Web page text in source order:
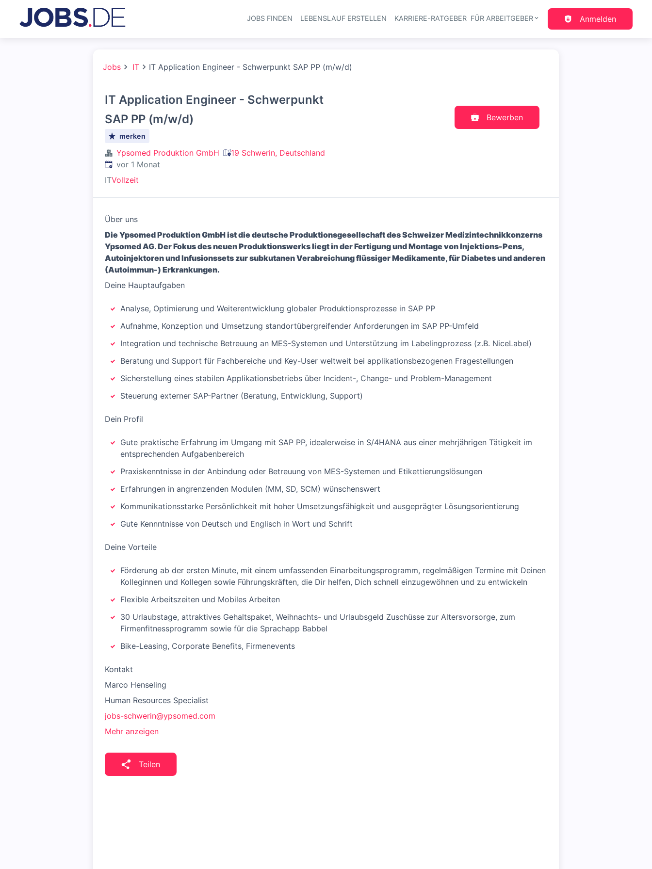
Haupt-Navigation
JOBS FINDEN LEBENSLAUF ERSTELLEN KARRIERE-RATGEBER FÜR ARBEITGEBER Anmelden
Jobs IT IT Application Engineer - Schwerpunkt SAP PP (m/w/d)
IT Application Engineer - Schwerpunkt
SAP PP (m/w/d)
merken
Ypsomed Produktion GmbH
19 Schwerin, Deutschland
Veröffentlicht:
vor 1 Monat
ITVollzeit
Bewerben
Über uns
Die Ypsomed Produktion GmbH ist die deutsche Produktionsgesellschaft des Schweizer Medizintechnikkonzerns
Ypsomed AG. Der Fokus des neuen Produktionswerks liegt in der Fertigung und Montage von Injektions-Pens,
Autoinjektoren und Infusionssets zur subkutanen Verabreichung flüssiger Medikamente, für Diabetes und anderen
(Autoimmun-) Erkrankungen.
Deine Hauptaufgaben
Analyse, Optimierung und Weiterentwicklung globaler Produktionsprozesse in SAP PP
Aufnahme, Konzeption und Umsetzung standortübergreifender Anforderungen im SAP PP-Umfeld
Integration und technische Betreuung an MES-Systemen und Unterstützung im Labelingprozess (z.B. NiceLabel)
Beratung und Support für Fachbereiche und Key-User weltweit bei applikationsbezogenen Fragestellungen
Sicherstellung eines stabilen Applikationsbetriebs über Incident-, Change- und Problem-Management
Steuerung externer SAP-Partner (Beratung, Entwicklung, Support)
Dein Profil
Gute praktische Erfahrung im Umgang mit SAP PP, idealerweise in S/4HANA aus einer mehrjährigen Tätigkeit im
entsprechenden Aufgabenbereich
Praxiskenntnisse in der Anbindung oder Betreuung von MES-Systemen und Etikettierungslösungen
Erfahrungen in angrenzenden Modulen (MM, SD, SCM) wünschenswert
Kommunikationsstarke Persönlichkeit mit hoher Umsetzungsfähigkeit und ausgeprägter Lösungsorientierung
Gute Kennntnisse von Deutsch und Englisch in Wort und Schrift
Deine Vorteile
Förderung ab der ersten Minute, mit einem umfassenden Einarbeitungsprogramm, regelmäßigen Termine mit Deinen
Kolleginnen und Kollegen sowie Führungskräften, die Dir helfen, Dich schnell einzugewöhnen und zu entwickeln
Flexible Arbeitszeiten und Mobiles Arbeiten
30 Urlaubstage, attraktives Gehaltspaket, Weihnachts- und Urlaubsgeld Zuschüsse zur Altersvorsorge, zum
Firmenfitnessprogramm sowie für die Sprachapp Babbel
Bike-Leasing, Corporate Benefits, Firmenevents
Kontakt
Marco Henseling
Human Resources Specialist
jobs-schwerin@ypsomed.com
Mehr anzeigen
Teilen